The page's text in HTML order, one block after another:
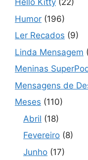
Hello Kitty (22)
Humor (196)
Ler Recados (9)
Linda Mensagem
Meninas
Mensagens de
Meses (110)
Abril (18)
Fevereiro (8)
Junho (17)